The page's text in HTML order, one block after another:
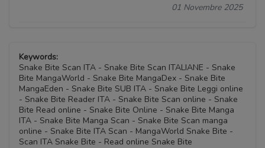
01 Novembre 2025
Keywords:
Snake Bite Scan ITA - Snake Bite Scan ITALIANE - Snake
Bite MangaWorld - Snake Bite MangaDex - Snake Bite
MangaEden - Snake Bite SUB ITA - Snake Bite Leggi online
- Snake Bite Reader ITA - Snake Bite Scan online - Snake
Bite Read online - Snake Bite Online - Snake Bite Manga
ITA - Snake Bite Manga Scan - Snake Bite Scan manga
online - Snake Bite ITA Scan - MangaWorld Snake Bite -
Scan ITA Snake Bite - Read online Snake Bite